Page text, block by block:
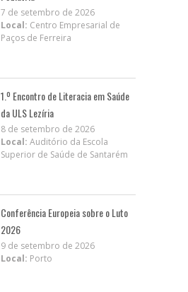
7 de setembro de 2026
Local: Centro Empresarial de
Paços de Ferreira
1.º Encontro de Literacia em Saúde
da ULS Lezíria
8 de setembro de 2026
Local: Auditório da Escola
Superior de Saúde de Santarém
Conferência Europeia sobre o Luto
2026
9 de setembro de 2026
Local: Porto